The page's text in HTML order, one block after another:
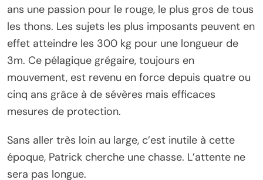
ans une passion pour le rouge, le plus gros de tous
les thons. Les sujets les plus imposants peuvent en
effet atteindre les 300 kg pour une longueur de
3m. Ce pélagique grégaire, toujours en
mouvement, est revenu en force depuis quatre ou
cinq ans grâce à de sévères mais efficaces
mesures de protection.
Sans aller très loin au large, c’est inutile à cette
époque, Patrick cherche une chasse. L’attente ne
sera pas longue.